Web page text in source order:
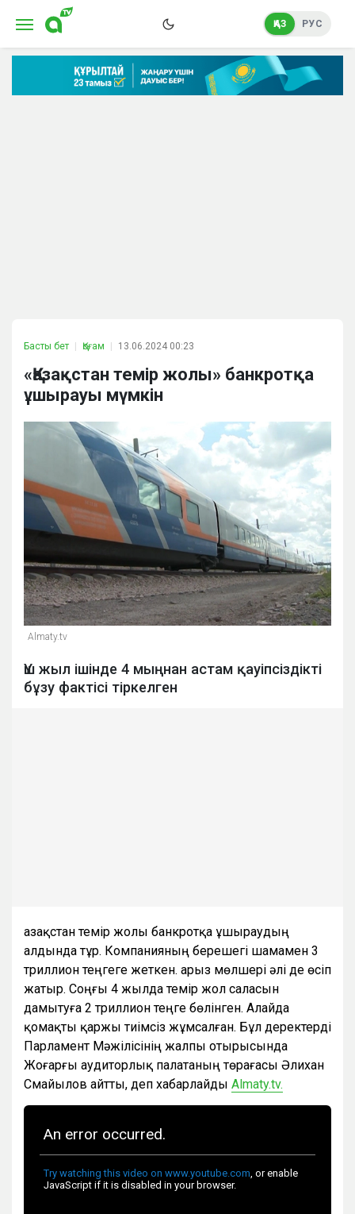
ҚАЗ РУС
Басты бет Қоғам 13.06.2024 00:23
«Қазақстан темір жолы» банкротқа
ұшырауы мүмкін
Almaty.tv
Үш жыл ішінде 4 мыңнан астам қауіпсіздікті
бұзу фактісі тіркелген
Қазақстан темір жолы банкротқа ұшыраудың
алдында тұр. Компанияның берешегі шамамен 3
триллион теңгеге жеткен. Қарыз мөлшері әлі де өсіп
жатыр. Соңғы 4 жылда темір жол саласын
дамытуға 2 триллион теңге бөлінген. Алайда
қомақты қаржы тиімсіз жұмсалған. Бұл деректерді
Парламент Мәжілісінің жалпы отырысында
Жоғарғы аудиторлық палатаның төрағасы Әлихан
Смайылов айтты, деп хабарлайды Almaty.tv.